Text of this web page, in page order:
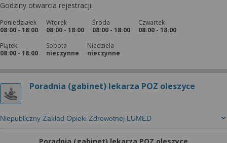
Godziny otwarcia rejestracji:
Poniedziałek
08:00 - 18:00
Wtorek
08:00 - 18:00
Środa
08:00 - 18:00
Czwartek
08:00 - 18:00
Piątek
08:00 - 18:00
Sobota
nieczynne
Niedziela
nieczynne
Poradnia (gabinet) lekarza POZ oleszyce
Niepubliczny Zakład Opieki Zdrowotnej LUMED